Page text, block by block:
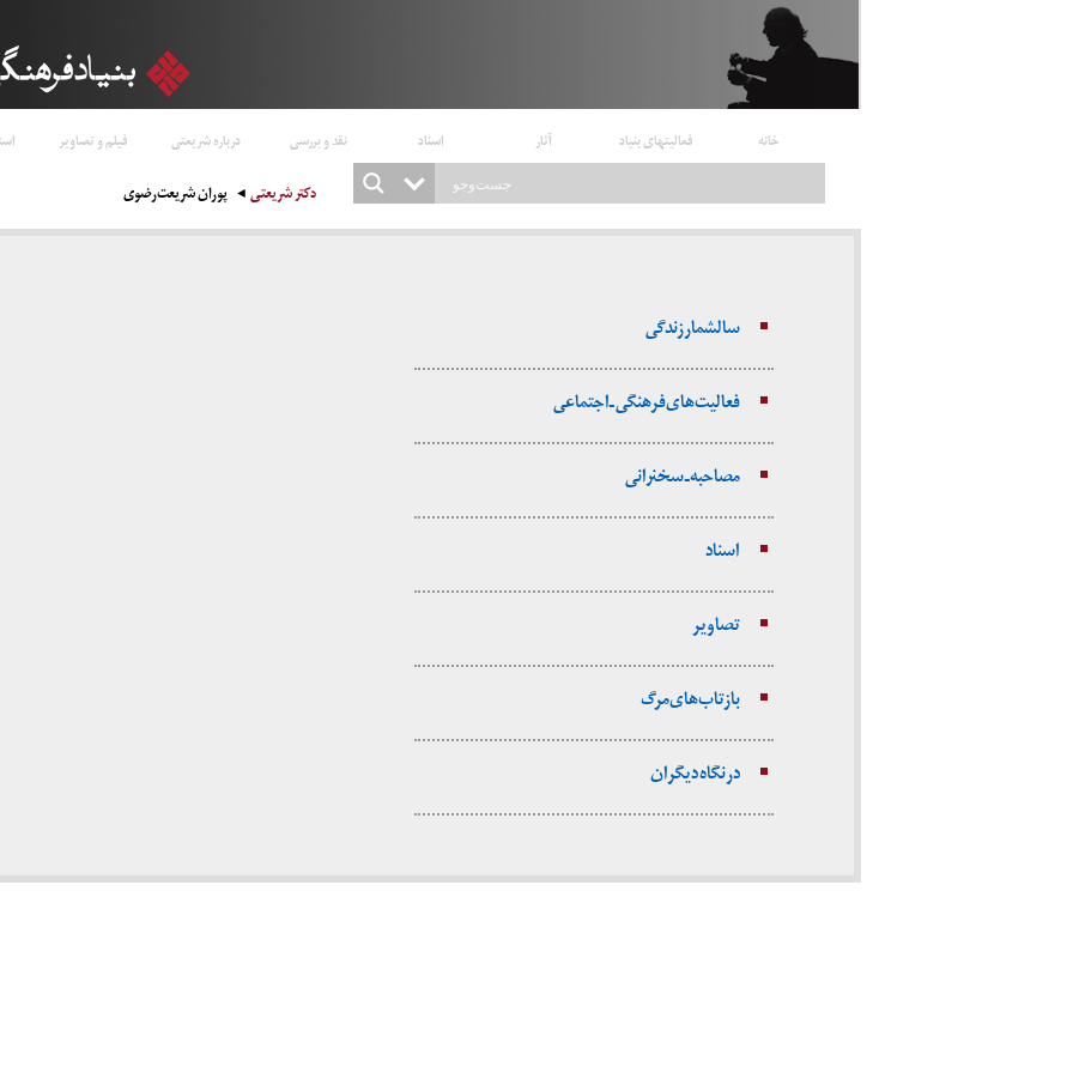
خانه فعالیتهای بنیاد آثار اسناد نقد و بررسی درباره شریعتی فیلم و تصاویر
دکتر شریعتی پوران شریعت‌رضوی
سالشمار زندگی
فعالیت‌های فرهنگی ـ اجتماعی
مصاحبه‌ ـ سخنرانی‌
اسناد
تصاویر
بازتاب‌های مرگ
در نگاه دیگران